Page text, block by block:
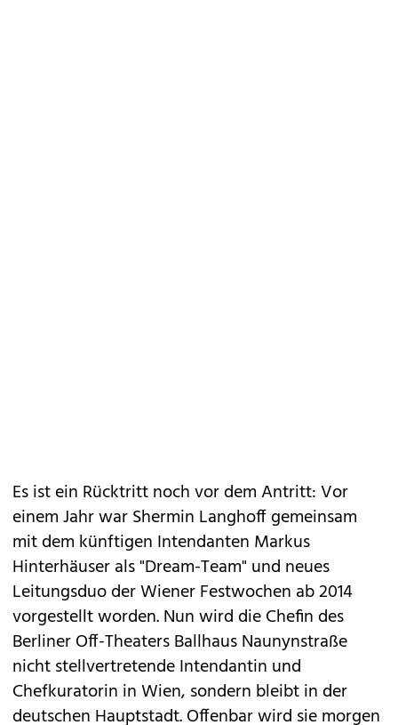
Es ist ein Rücktritt noch vor dem Antritt: Vor
einem Jahr war Shermin Langhoff gemeinsam
mit dem künftigen Intendanten Markus
Hinterhäuser als "Dream-Team" und neues
Leitungsduo der Wiener Festwochen ab 2014
vorgestellt worden. Nun wird die Chefin des
Berliner Off-Theaters Ballhaus Naunynstraße
nicht stellvertretende Intendantin und
Chefkuratorin in Wien, sondern bleibt in der
deutschen Hauptstadt. Offenbar wird sie morgen